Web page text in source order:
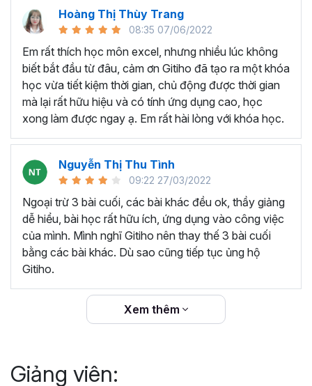
toán, các thủ thuật excel tính tổng, đặt tên nhanh
cho bảng tính, hiển thị công thức trong ô, tạo ghi
chú và cố định dòng - cột.
Kỹ thuật định dạng và xử lý dữ liệu bao gồm tự động
thêm ký hiệu tiền tệ, viết biểu thức hóa học - toán
học và loại bỏ dữ liệu trùng lặp.
Tổng hợp thủ thuật với hàm, công thức bao gồm
cách tắt/mở gợi ý khi viết hàm, đặt tên và sử dụng
gian.
Tổng hợp hàm, công thức tính toán theo thời gian
như hàm tính toán theo tháng, tuổi, ngày hết hạn
hợp đồng,...
Hướng dẫn dùng các hàm và công thức nâng cao
nhưSUM, SUMIFS, VLOOKUP, INDEX, và các thủ
thuật hay trong Excel khác với hàm và công thức.
Những thiết lập chế độ làm việc trên Excel như thiết
lập theme, background, in ấn, và các thanh, tiêu đề,
đường kẻ lưới trong Excel.
và gán nội dung văn bản vào hình khối.
Hoàng Thị Thùy Trang
08:35 07/06/2022
Em rất thích học môn excel, nhưng nhiều lúc không
biết bắt đầu từ đâu, cảm ơn Gitiho đã tạo ra một khóa
học vừa tiết kiệm thời gian, chủ động được thời gian
mà lại rất hữu hiệu và có tính ứng dụng cao, học
xong làm được ngay ạ. Em rất hài lòng với khóa học.
Nguyễn Thị Thu Tình
09:22 27/03/2022
Ngoại trừ 3 bài cuối, các bài khác đều ok, thầy giảng
dễ hiểu, bài học rất hữu ích, ứng dụng vào công việc
của mình. Mình nghĩ Gitiho nên thay thế 3 bài cuối
bằng các bài khác. Dù sao cũng tiếp tục ủng hộ
Gitiho.
Xem thêm
Giảng viên: